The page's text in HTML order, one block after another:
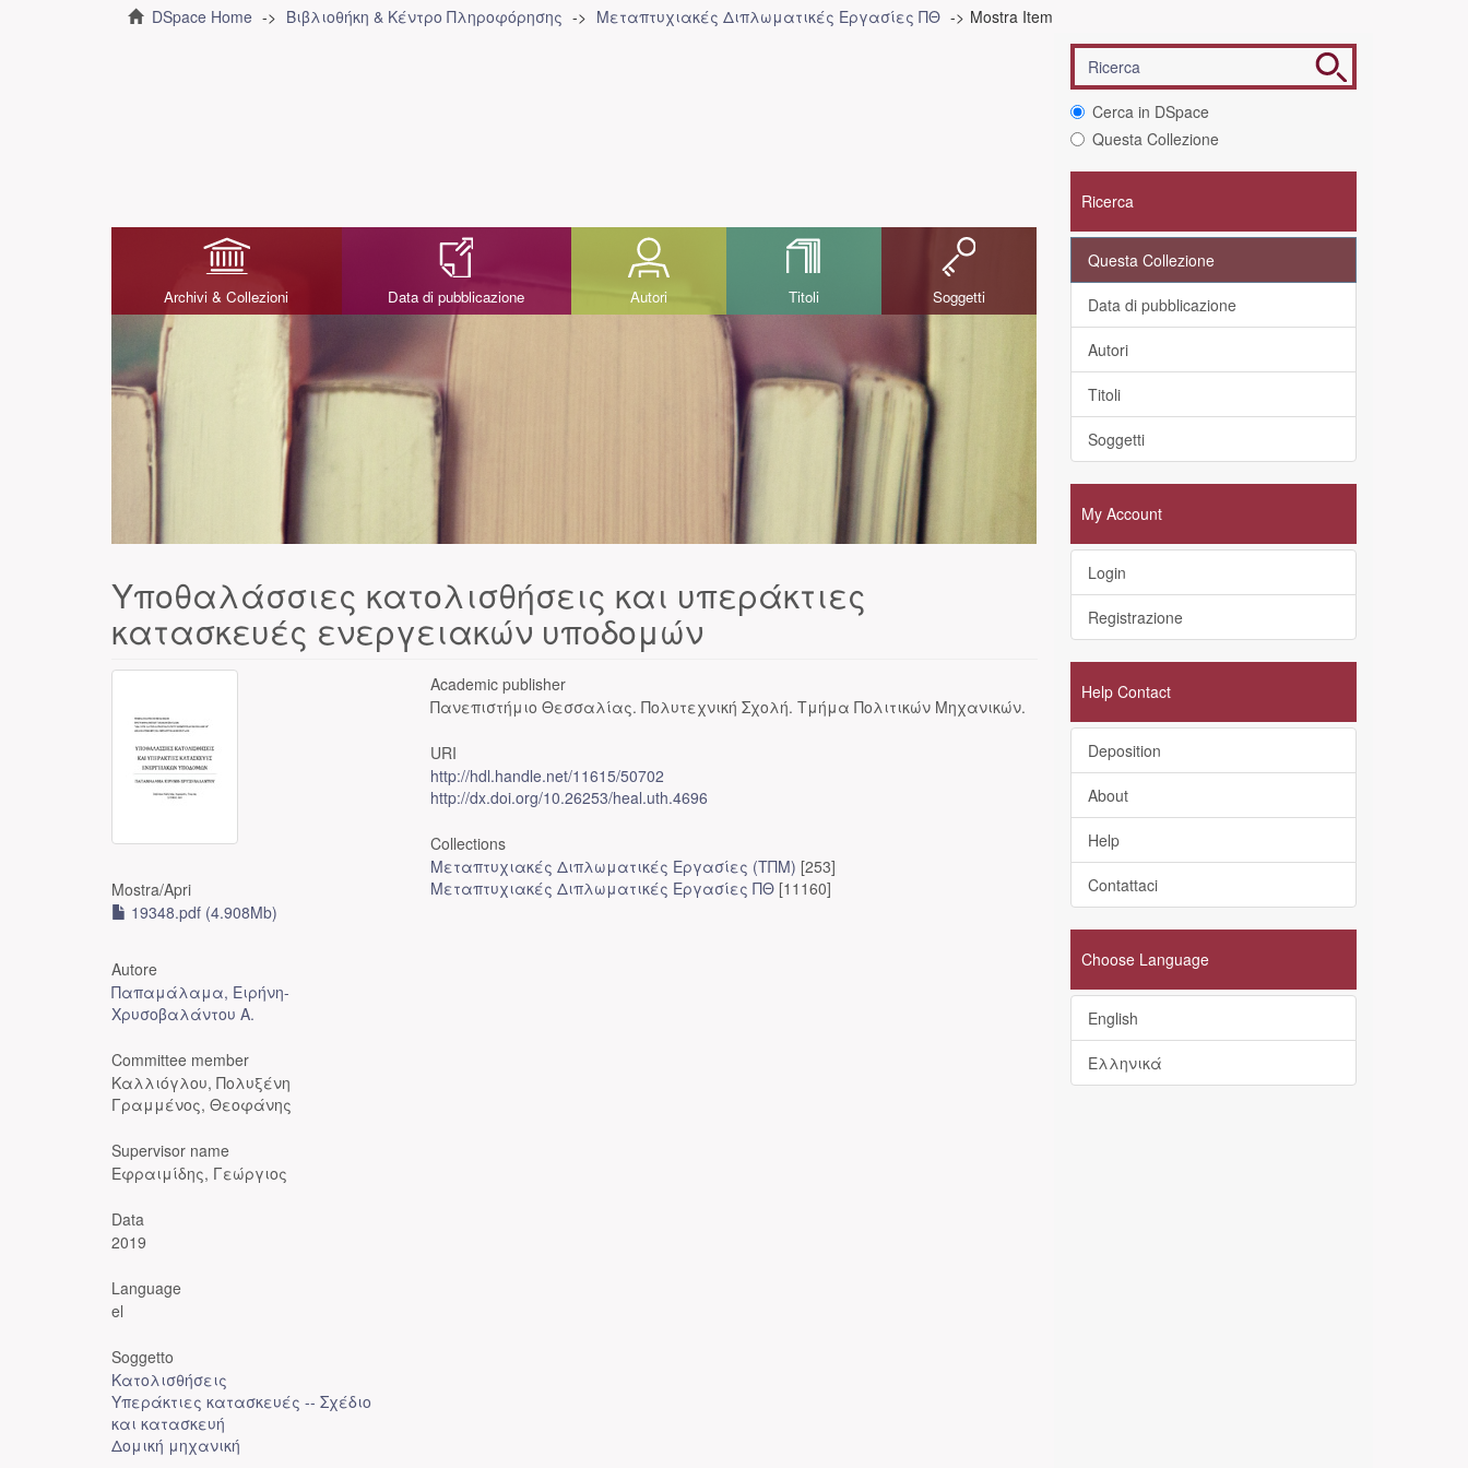
DSpace Home Βιβλιοθήκη & Κέντρο Πληροφόρησης Μεταπτυχιακές Διπλωματικές Εργασίες ΠΘ Mostra Item
Archivi & Collezioni Data di pubblicazione Autori Titoli Soggetti
Υποθαλάσσιες κατολισθήσεις και υπεράκτιες
κατασκευές ενεργειακών υποδομών
Mostra/Apri
19348.pdf (4.908Mb)
Autore
Παπαμάλαμα, Ειρήνη-
Χρυσοβαλάντου Α.
Committee member
Καλλιόγλου, Πολυξένη
Γραμμένος, Θεοφάνης
Supervisor name
Εφραιμίδης, Γεώργιος
Data
2019
Language
el
Soggetto
Κατολισθήσεις
Υπεράκτιες κατασκευές -- Σχέδιο
και κατασκευή
Δομική μηχανική
Academic publisher
Πανεπιστήμιο Θεσσαλίας. Πολυτεχνική Σχολή. Τμήμα Πολιτικών Μηχανικών.
URI
http://hdl.handle.net/11615/50702
http://dx.doi.org/10.26253/heal.uth.4696
Collections
Μεταπτυχιακές Διπλωματικές Εργασίες (ΤΠΜ) [253]
Μεταπτυχιακές Διπλωματικές Εργασίες ΠΘ [11160]
Cerca in DSpace
Questa Collezione
Ricerca
Questa Collezione
Data di pubblicazione
Autori
Titoli
Soggetti
My Account
Login
Registrazione
Help Contact
Deposition
About
Help
Contattaci
Choose Language
English
Ελληνικά